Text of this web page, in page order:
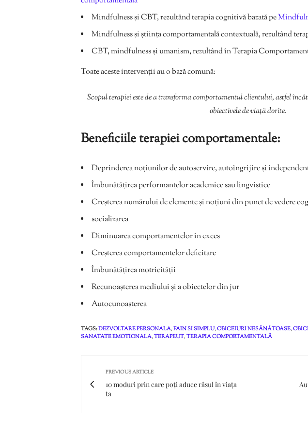
Mindfulness și CBT, rezultând terapia cognitivă bazată pe
Mindfulness și știința comportamentală contextuală, rezultând
CBT, mindfulness și umanism, rezultând în Terapia
Toate aceste intervenții au o bază comună:
Scopul terapiei este de a transforma comportamentul clientului, astfel
obiectivele de viață dorite.
Beneficiile terapiei comportamentale:
Deprinderea noțiunilor de autoservire, autoîngrijire și
Îmbunătățirea performanțelor academice sau lingvistice
Creșterea numărului de elemente și noțiuni din punct de vedere
socializarea
Diminuarea comportamentelor în exces
Creșterea comportamentelor deficitare
Îmbunătățirea motricității
Recunoașterea mediului și a obiectelor din jur
Autocunoașterea
TAGS:DEZVOLTARE PERSONALA,FAIN SI SIMPLU,OBICEIURI NESĂNĂTOASE,
SANATATE EMOTIONALA,TERAPEUT,TERAPIA COMPORTAMENTALĂ
PREVIOUS ARTICLE
10 moduri prin care poți aduce râsul în viața
ta